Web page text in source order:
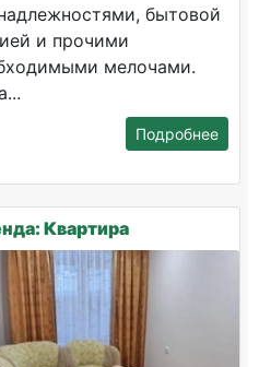
бытовой
и прочими
мелочами.
Подробнее
Квартира